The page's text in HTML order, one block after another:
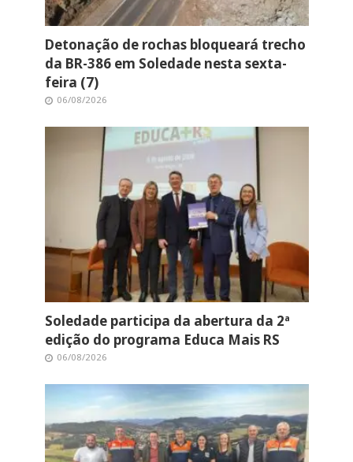
Detonação de rochas bloqueará trecho
da BR-386 em Soledade nesta sexta-
feira (7)
06/08/2026
Soledade participa da abertura da 2ª
edição do programa Educa Mais RS
06/08/2026